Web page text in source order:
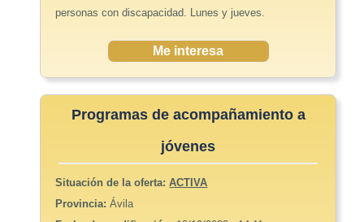
personas con discapacidad. Lunes y jueves.
Me interesa
Programas de acompañamiento a
jóvenes
Situación de la oferta:ACTIVA
Provincia:Ávila